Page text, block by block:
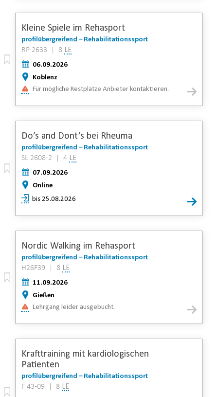
Kleine Spiele im Rehasport
profilübergreifend – Rehabilitationssport
RP-2633 | 8 LE
06.09.2026
Koblenz
Für mögliche Restplätze Anbieter kontaktieren.
Do’s and Dont’s bei Rheuma
profilübergreifend – Rehabilitationssport
SL 2608-2 | 4 LE
07.09.2026
Online
bis 25.08.2026
Nordic Walking im Rehasport
profilübergreifend – Rehabilitationssport
H26F39 | 8 LE
11.09.2026
Gießen
Lehrgang leider ausgebucht.
Krafttraining mit kardiologischen
Patienten
profilübergreifend – Rehabilitationssport
F 43-09 | 8 LE